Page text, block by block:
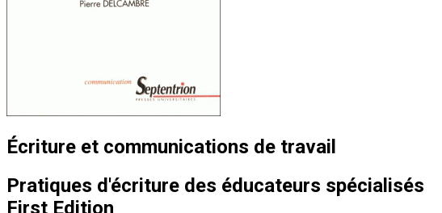
Écriture et communications de travail
Pratiques d'écriture des éducateurs spécialisés
First Edition